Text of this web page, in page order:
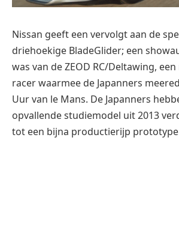
Nissan geeft een vervolgt aan de
driehoekige BladeGlider; een
was van de ZEOD RC/Deltawing,
racer waarmee de Japanners
Uur van le Mans. De Japanners
opvallende studiemodel uit 2013
tot een bijna productierijp